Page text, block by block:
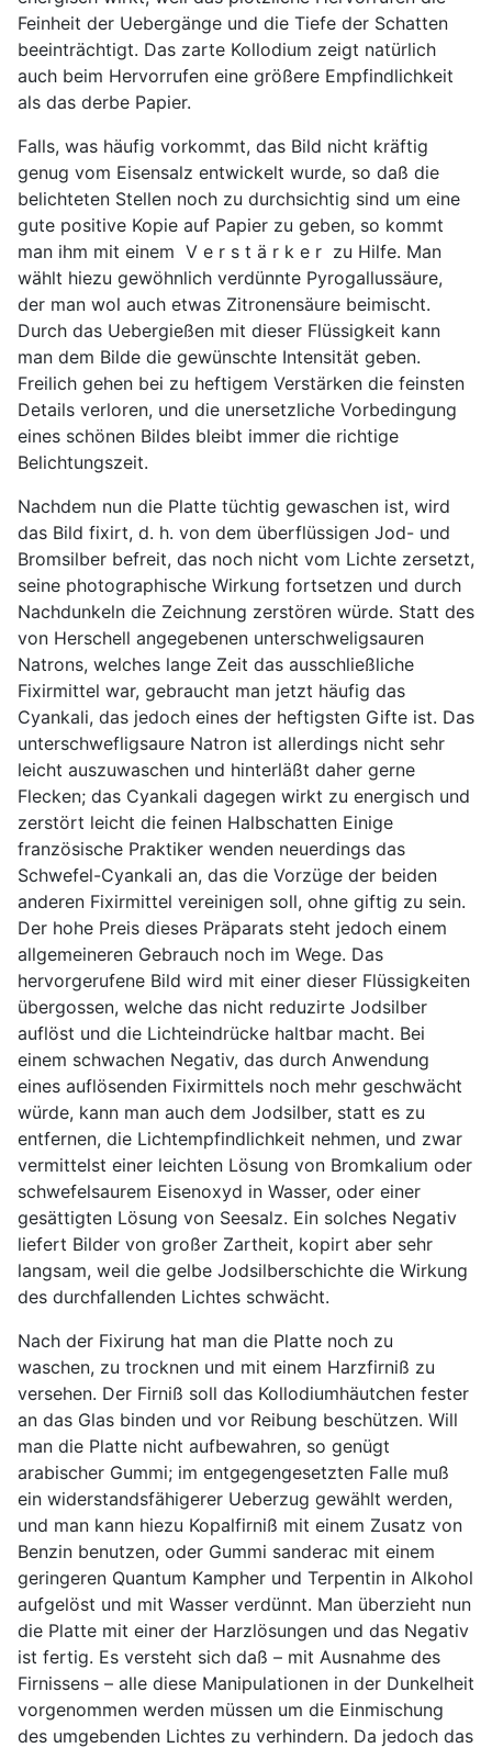
Feinheit der Uebergänge und die Tiefe der Schatten
beeinträchtigt. Das zarte Kollodium zeigt natürlich
auch beim Hervorrufen eine größere Empfindlichkeit
als das derbe Papier.
Falls, was häufig vorkommt, das Bild nicht kräftig
genug vom Eisensalz entwickelt wurde, so daß die
belichteten Stellen noch zu durchsichtig sind um eine
gute positive Kopie auf Papier zu geben, so kommt
man ihm mit einem V e r s t ä r k e r zu Hilfe. Man
wählt hiezu gewöhnlich verdünnte Pyrogallussäure,
der man wol auch etwas Zitronensäure beimischt.
Durch das Uebergießen mit dieser Flüssigkeit kann
man dem Bilde die gewünschte Intensität geben.
Freilich gehen bei zu heftigem Verstärken die feinsten
Details verloren, und die unersetzliche Vorbedingung
eines schönen Bildes bleibt immer die richtige
Belichtungszeit.
Nachdem nun die Platte tüchtig gewaschen ist, wird
das Bild fixirt, d. h. von dem überflüssigen Jod- und
Bromsilber befreit, das noch nicht vom Lichte zersetzt,
seine photographische Wirkung fortsetzen und durch
Nachdunkeln die Zeichnung zerstören würde. Statt des
von Herschell angegebenen unterschweligsauren
Natrons, welches lange Zeit das ausschließliche
Fixirmittel war, gebraucht man jetzt häufig das
Cyankali, das jedoch eines der heftigsten Gifte ist. Das
unterschwefligsaure Natron ist allerdings nicht sehr
leicht auszuwaschen und hinterläßt daher gerne
Flecken; das Cyankali dagegen wirkt zu energisch und
zerstört leicht die feinen Halbschatten Einige
französische Praktiker wenden neuerdings das
Schwefel-Cyankali an, das die Vorzüge der beiden
anderen Fixirmittel vereinigen soll, ohne giftig zu sein.
Der hohe Preis dieses Präparats steht jedoch einem
allgemeineren Gebrauch noch im Wege. Das
hervorgerufene Bild wird mit einer dieser Flüssigkeiten
übergossen, welche das nicht reduzirte Jodsilber
auflöst und die Lichteindrücke haltbar macht. Bei
einem schwachen Negativ, das durch Anwendung
eines auflösenden Fixirmittels noch mehr geschwächt
würde, kann man auch dem Jodsilber, statt es zu
entfernen, die Lichtempfindlichkeit nehmen, und zwar
vermittelst einer leichten Lösung von Bromkalium oder
schwefelsaurem Eisenoxyd in Wasser, oder einer
gesättigten Lösung von Seesalz. Ein solches Negativ
liefert Bilder von großer Zartheit, kopirt aber sehr
langsam, weil die gelbe Jodsilberschichte die Wirkung
des durchfallenden Lichtes schwächt.
Nach der Fixirung hat man die Platte noch zu
waschen, zu trocknen und mit einem Harzfirniß zu
versehen. Der Firniß soll das Kollodiumhäutchen fester
an das Glas binden und vor Reibung beschützen. Will
man die Platte nicht aufbewahren, so genügt
arabischer Gummi; im entgegengesetzten Falle muß
ein widerstandsfähigerer Ueberzug gewählt werden,
und man kann hiezu Kopalfirniß mit einem Zusatz von
Benzin benutzen, oder Gummi sanderac mit einem
geringeren Quantum Kampher und Terpentin in Alkohol
aufgelöst und mit Wasser verdünnt. Man überzieht nun
die Platte mit einer der Harzlösungen und das Negativ
ist fertig. Es versteht sich daß – mit Ausnahme des
Firnissens – alle diese Manipulationen in der Dunkelheit
vorgenommen werden müssen um die Einmischung
des umgebenden Lichtes zu verhindern. Da jedoch das